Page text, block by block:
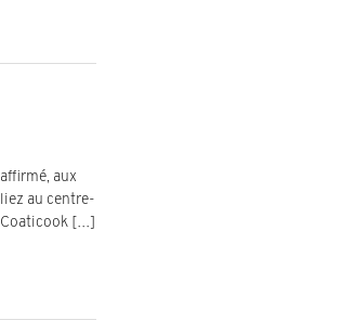
aux
au centre-
Coaticook […]